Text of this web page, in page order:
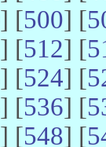
] [500] [
] [512] [
] [524] [
] [536] [
] [548] [